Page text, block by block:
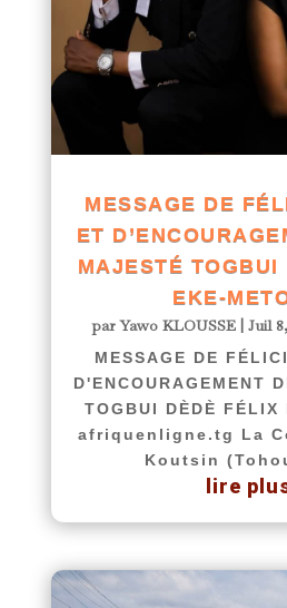
MESSAGE DE
ET
MAJESTÉ TOGBUI
EKE-
parYawo KLOUSSE| Juil
MESSAGE DE
D'ENCOURAGEMENT
TOGBUI DÈDÈ FÉLIX
afriquenligne.tg La
Koutsin
lire